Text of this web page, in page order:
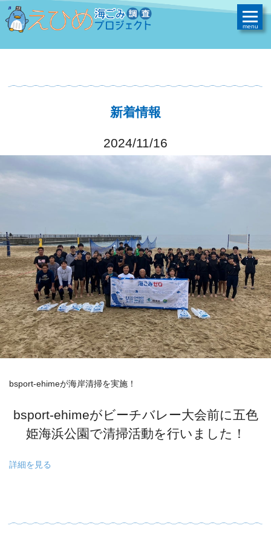
新着情報
2024/11/16
bsport-ehimeが海岸清掃を実施！
bsport-ehimeがビーチバレー大会前に五色
姫海浜公園で清掃活動を行いました！
詳細を見る